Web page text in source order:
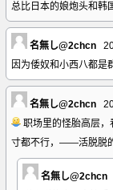
总比日本的娘炮头和韩
名無し@2chcn
因为倭奴和小西八都是
名無し@2chcn
职场里的怪胎高层
寸都不行，——活脱脱
名無し@2chcn